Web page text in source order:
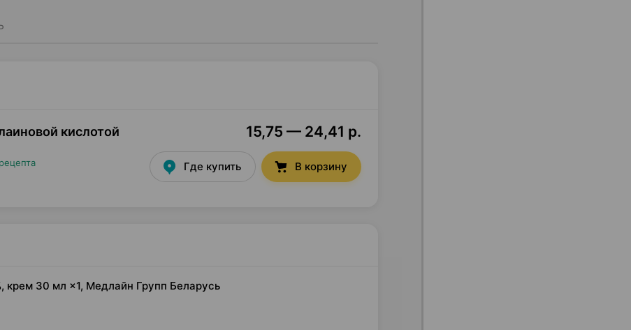
кислотой
15,75 — 24,41 р.
Где купить В корзину
крем 30 мл ×1, Медлайн Групп Беларусь